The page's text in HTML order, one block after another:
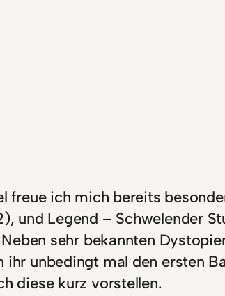
freue ich mich bereits
und Legend – Schwelender
sehr bekannten
unbedingt mal den ersten
diese kurz vorstellen.